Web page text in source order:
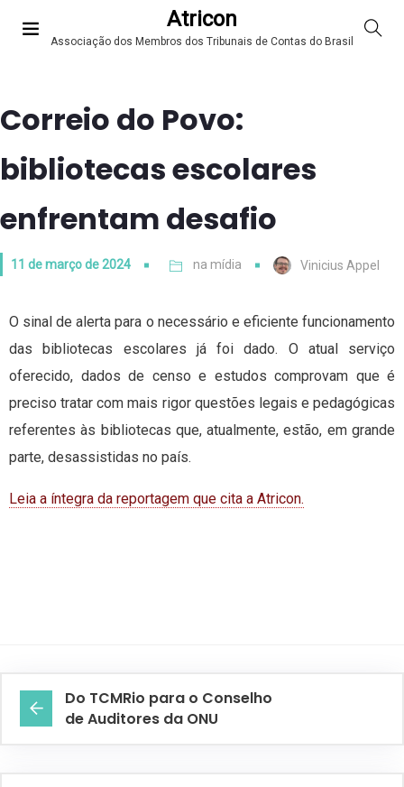
Atricon
Associação dos Membros dos Tribunais de Contas do Brasil
Correio do Povo:
bibliotecas escolares
enfrentam desafio
11 de março de 2024 na mídia Vinicius Appel
O sinal de alerta para o necessário e eficiente funcionamento
das bibliotecas escolares já foi dado. O atual serviço
oferecido, dados de censo e estudos comprovam que é
preciso tratar com mais rigor questões legais e pedagógicas
referentes às bibliotecas que, atualmente, estão, em grande
parte, desassistidas no país.
Leia a íntegra da reportagem que cita a Atricon.
Do TCMRio para o Conselho
de Auditores da ONU